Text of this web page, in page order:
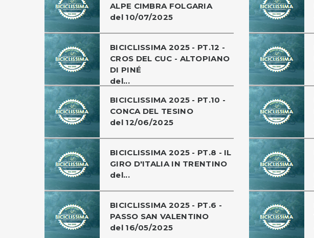
ALPE CIMBRA FOLGARIA
del 10/07/2025
BICICLISSIMA 2025 - PT.12 -
CROS DEL CUC - ALTOPIANO
DI PINÉ
del...
BICICLISSIMA 2025 - PT.10 -
CONCA DEL TESINO
del 12/06/2025
BICICLISSIMA 2025 - PT.8 - IL
GIRO D'ITALIA IN TRENTINO
del...
BICICLISSIMA 2025 - PT.6 -
PASSO SAN VALENTINO
del 16/05/2025